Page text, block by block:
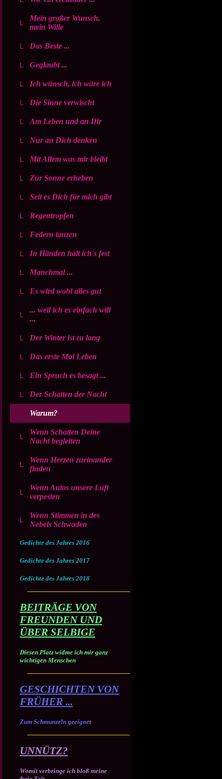
Mein großer Wunsch,
mein Wille
Das Beste ...
Geglaubt ...
Ich wünsch, ich wäre ich
Die Sinne verwischt
Am Leben und an Dir
Nur an Dich denken
Mit Allem was mir bleibt
Zur Sonne erheben
Seit es Dich für mich gibt
Regentropfen
Federn tanzen
In Händen halt ich's fest
Manchmal ...
Es wird wohl alles gut
... weil ich es einfach will
...
Der Winter ist zu lang
Das erste Mal Leben
Ein Spruch es besagt ...
Der Schatten der Nacht
Warum?
Wenn Schatten Deine
Nacht begleiten
Wenn Herzen zueinander
finden
Wenn Autos unsere Luft
verpesten
Wenn Stimmen in des
Nebels Schwaden
Gedichte des Jahres 2016
Gedichte des Jahres 2017
Gedichte des Jahres 2018
BEITRÄGE VON
FREUNDEN UND
ÜBER SELBIGE
Diesen Platz widme ich mir ganz
wichtigen Menschen
GESCHICHTEN VON
FRÜHER ...
Zum Schmunzeln geeignet
UNNÜTZ?
Womit verbringe ich bloß meine